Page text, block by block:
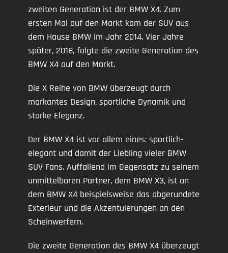
zweiten Generation ist der BMW X4. Zum
ersten Mal auf den Markt kam der SUV aus
dem Hause BMW im Jahr 2014. Vier Jahre
später, 2018, folgte die zweite Generation des
BMW X4 auf den Markt.
Die X Reihe von BMW überzeugt durch
markantes Design, sportliche Dynamik und
starke Eleganz.
Der BMW X4 ist vor allem eines: sportlich-
elegant und damit der Liebling vieler BMW
SUV Fans. Auffallend im Gegensatz zu seinem
unmittelbaren Partner, dem BMW X3, ist an
dem BMW X4 beispielsweise das abgerundete
Exterieur und die Akzentuierungen an den
Scheinwerfern.
Die zweite Generation des BMW X4 überzeugt